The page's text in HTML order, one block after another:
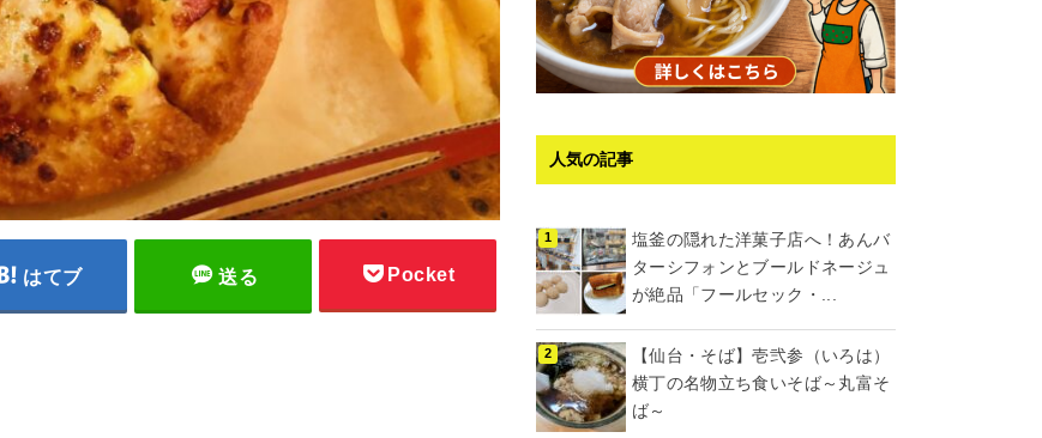
はてブ 送る Pocket
人気の記事
塩釜の隠れた洋菓子店へ！あんバ
ターシフォンとブールドネージュ
が絶品「フールセック・...
【仙台・そば】壱弐参（いろは）
横丁の名物立ち食いそば～丸富そ
ば～